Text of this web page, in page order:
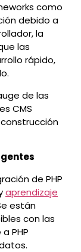
como
debido a
la
las
rápido,
de las
CMS
de PHP
aprendizaje
están
con las
PHP